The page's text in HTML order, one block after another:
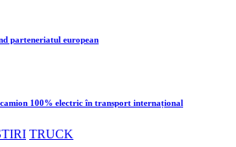
parteneriatul european
100% electric în transport internațional
TRUCK